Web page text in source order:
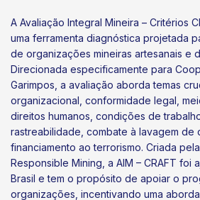
A Avaliação Integral Mineira – Critérios
uma ferramenta diagnóstica projetada
de organizações mineiras artesanais e
Direcionada especificamente para
Garimpos, a avaliação aborda temas
organizacional, conformidade legal,
direitos humanos, condições de
rastreabilidade, combate à lavagem de
financiamento ao terrorismo. Criada
Responsible Mining, a AIM – CRAFT foi
Brasil e tem o propósito de apoiar o
organizações, incentivando uma